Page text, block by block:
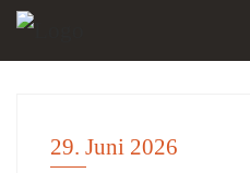
BLOGGERWELT
29. Juni 2026